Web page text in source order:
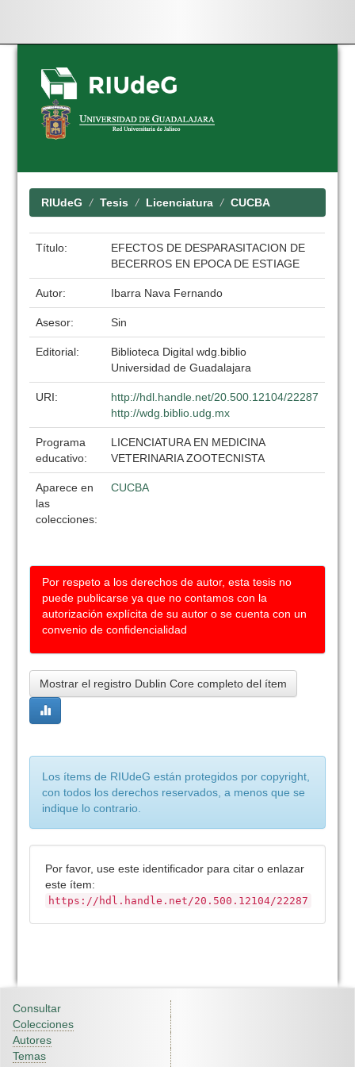
Skip
navigation
RIUdeG Tesis Licenciatura CUCBA
Título:
EFECTOS DE DESPARASITACION DE
BECERROS EN EPOCA DE ESTIAGE
Autor: Ibarra Nava Fernando
Asesor: Sin
Editorial:
Biblioteca Digital wdg.biblio
Universidad de Guadalajara
URI:
http://hdl.handle.net/20.500.12104/22287
http://wdg.biblio.udg.mx
Programa
educativo:
LICENCIATURA EN MEDICINA
VETERINARIA ZOOTECNISTA
Aparece en
las
colecciones:
CUCBA
Por respeto a los derechos de autor, esta tesis no
puede publicarse ya que no contamos con la
autorización explícita de su autor o se cuenta con un
convenio de confidencialidad
Mostrar el registro Dublin Core completo del ítem
Los ítems de RIUdeG están protegidos por copyright,
con todos los derechos reservados, a menos que se
indique lo contrario.
Por favor, use este identificador para citar o enlazar
este ítem:
https://hdl.handle.net/20.500.12104/22287
Consultar
Colecciones
Autores
Temas